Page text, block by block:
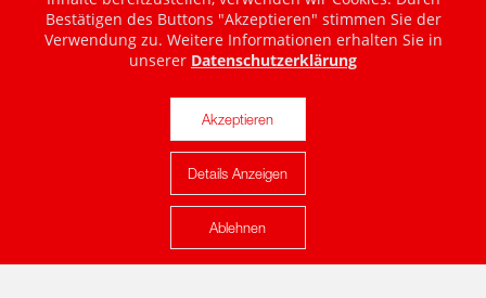
Karte anzeigen
Bestätigen des Buttons "Akzeptieren" stimmen Sie der
Verwendung zu. Weitere Informationen erhalten Sie in
unserer Datenschutzerklärung
Akzeptieren
Details Anzeigen
Ablehnen